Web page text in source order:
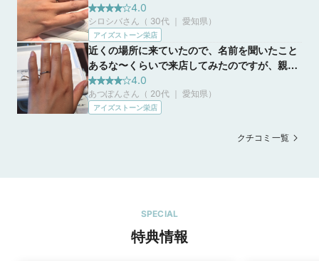
した。同じデザインでも極細のものなどリング
の幅を選ぶことができて良かったです。 ピンク
ダイヤモンドの色味や数、入れる位置を自由に
選べることや、リングの内側へ誕生石を入れら
れることは他の人と被らず、オリジナリティー
を出せると思います。 指輪の号数が0.5号刻み
なので自分の指にぴったり合うサイズを作るこ
とができ安心です。石が多いにも関わらず価格
4.0
シロシバさん（ 30代 ｜ 愛知県）
アイズストーン栄店
近くの場所に来ていたので、名前を聞いたこと
あるな〜くらいで来店してみたのですが、親身
になってたくさんの種類の指輪を試させてくだ
さってとてもよかったです(^-^) 拘りのポイント
などもいろいろ説明してもらえたので信頼でき
りダイヤモンドにしっかりとしたこだわりと信
4.0
あつぽんさん（ 20代 ｜ 愛知県）
アイズストーン栄店
クチコミ一覧
SPECIAL
特典情報